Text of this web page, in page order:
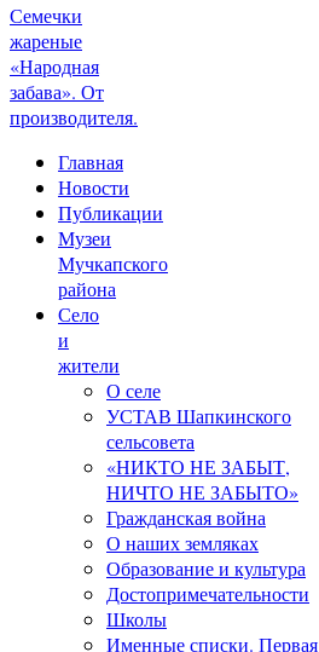
Семечки
жареные
«Народная
забава». От
производителя.
Главная
Новости
Публикации
Музеи
Мучкапского
района
Село
и
жители
О селе
УСТАВ Шапкинского
сельсовета
«НИКТО НЕ ЗАБЫТ,
НИЧТО НЕ ЗАБЫТО»
Гражданская война
О наших земляках
Образование и культура
Достопримечательности
Школы
Именные списки. Первая